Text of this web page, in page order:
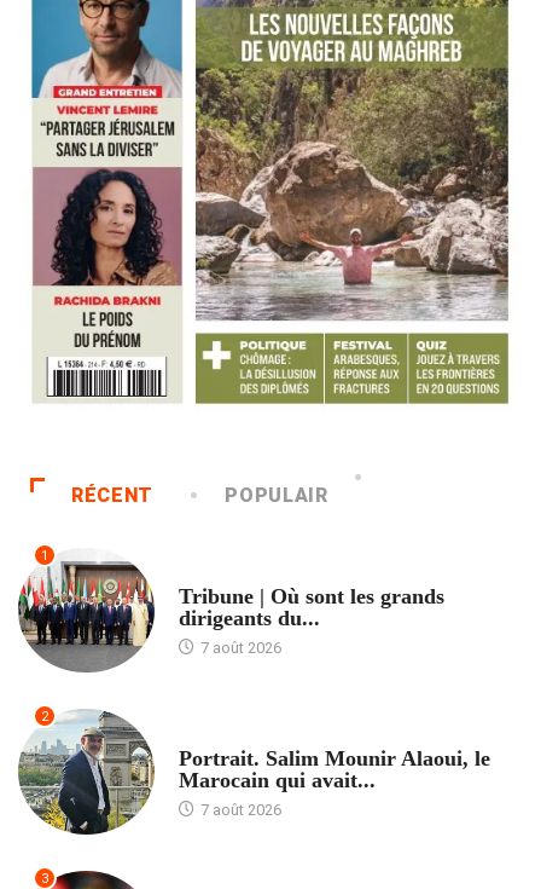
RÉCENT POPULAIR
1
Tribune | Où sont les grands
dirigeants du...
7 août 2026
2
Portrait. Salim Mounir Alaoui, le
Marocain qui avait...
7 août 2026
3